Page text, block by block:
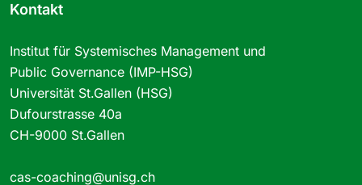
Kontakt
Institut für Systemisches Management und
Public Governance (IMP-HSG)
Universität St.Gallen (HSG)
Dufourstrasse 40a
CH-9000 St.Gallen
cas-coaching@unisg.ch